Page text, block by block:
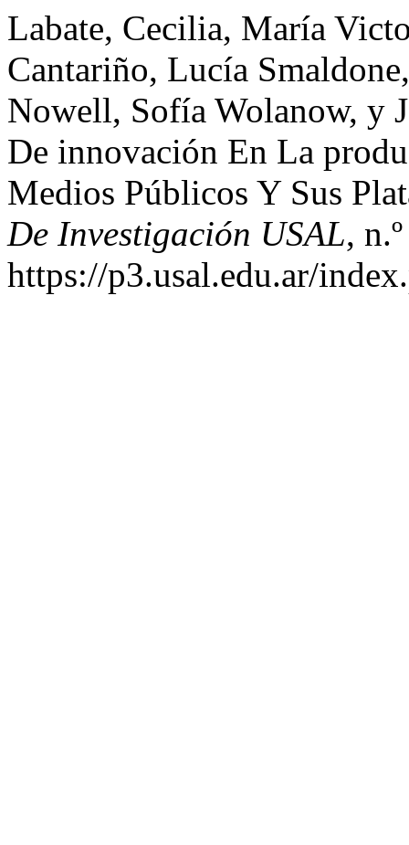
Labate, Cecilia, María
Cantariño, Lucía
Nowell, Sofía Wolanow, y
De innovación En La
Medios Públicos Y Sus
De Investigación USAL,
https://p3.usal.edu.ar/